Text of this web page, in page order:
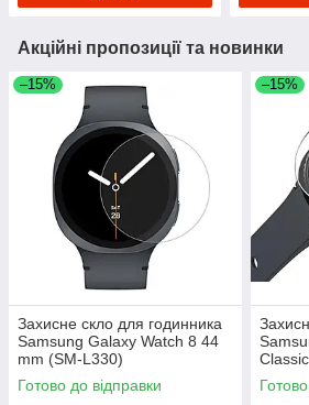
Акційні пропозиції та новинки
–15%
Захисне скло для годинника
Samsung Galaxy Watch 8 44
mm (SM-L330)
Готово до відправки
–15%